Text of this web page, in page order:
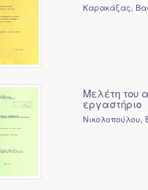
Καρακάξας,
Μελέτη του
εργαστήριο
Νικολοπούλου,